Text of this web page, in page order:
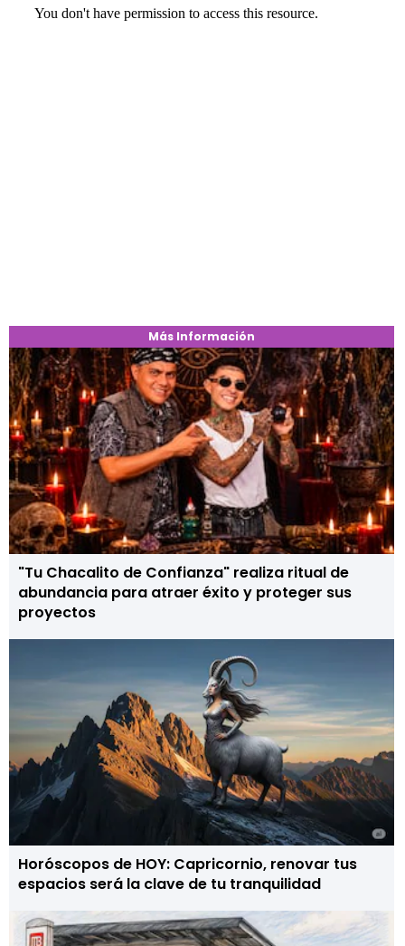
Más Información
"Tu Chacalito de Confianza" realiza ritual de
abundancia para atraer éxito y proteger sus
proyectos
Horóscopos de HOY: Capricornio, renovar tus
espacios será la clave de tu tranquilidad